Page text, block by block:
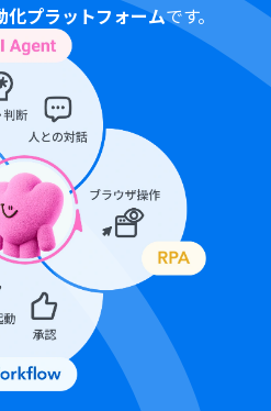
Chatでスペースにメッセージ
さい。
化プラットフォームです。